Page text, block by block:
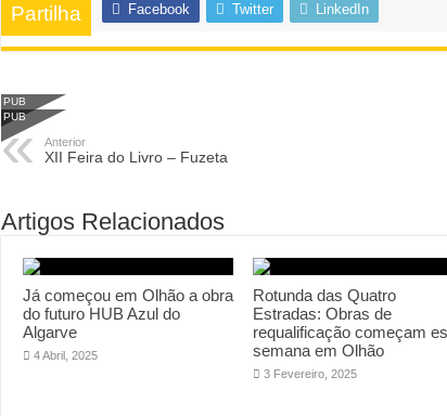
Partilha Facebook Twitter LinkedIn
PUB
PUB
Anterior
XII Feira do Livro – Fuzeta
Artigos Relacionados
Já começou em Olhão a obra
do futuro HUB Azul do
Algarve
4 Abril, 2025
Rotunda das Quatro
Estradas: Obras de
requalificação começam
semana em Olhão
3 Fevereiro, 2025